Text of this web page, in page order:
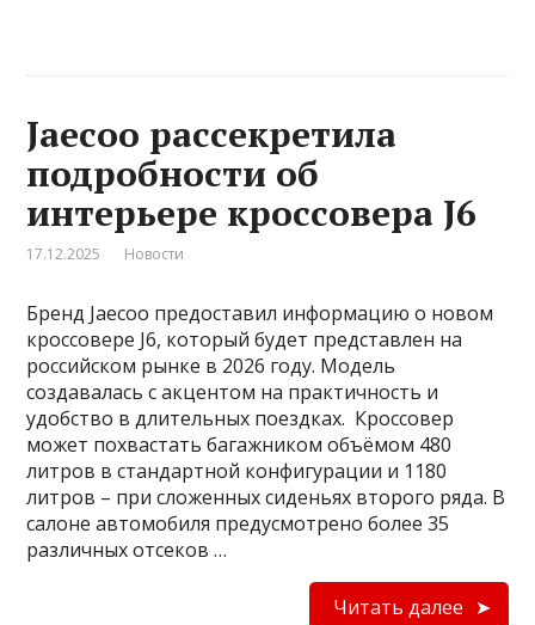
Jaecoo рассекретила
подробности об
интерьере кроссовера J6
17.12.2025 Новости
Бренд Jaecoo предоставил информацию о новом
кроссовере J6, который будет представлен на
российском рынке в 2026 году. Модель
создавалась с акцентом на практичность и
удобство в длительных поездках. Кроссовер
может похвастать багажником объёмом 480
литров в стандартной конфигурации и 1180
литров – при сложенных сиденьях второго ряда. В
салоне автомобиля предусмотрено более 35
различных отсеков …
Читать далее